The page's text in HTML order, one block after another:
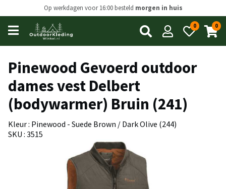
Op werkdagen voor 16:00 besteld morgen in huis
Open
main
menu
0 0
Pinewood Gevoerd outdoor
dames vest Delbert
(bodywarmer) Bruin (241)
Kleur : Pinewood - Suede Brown / Dark Olive (244)
SKU : 3515